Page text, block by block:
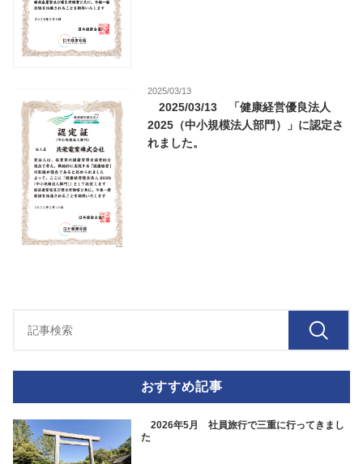
2025/03/13
2025/03/13 「健康経営優良法人
2025（中小規模法人部門）」に認定さ
れました。
おすすめ記事
2026年5月 社員旅行で三重に行ってきまし
た